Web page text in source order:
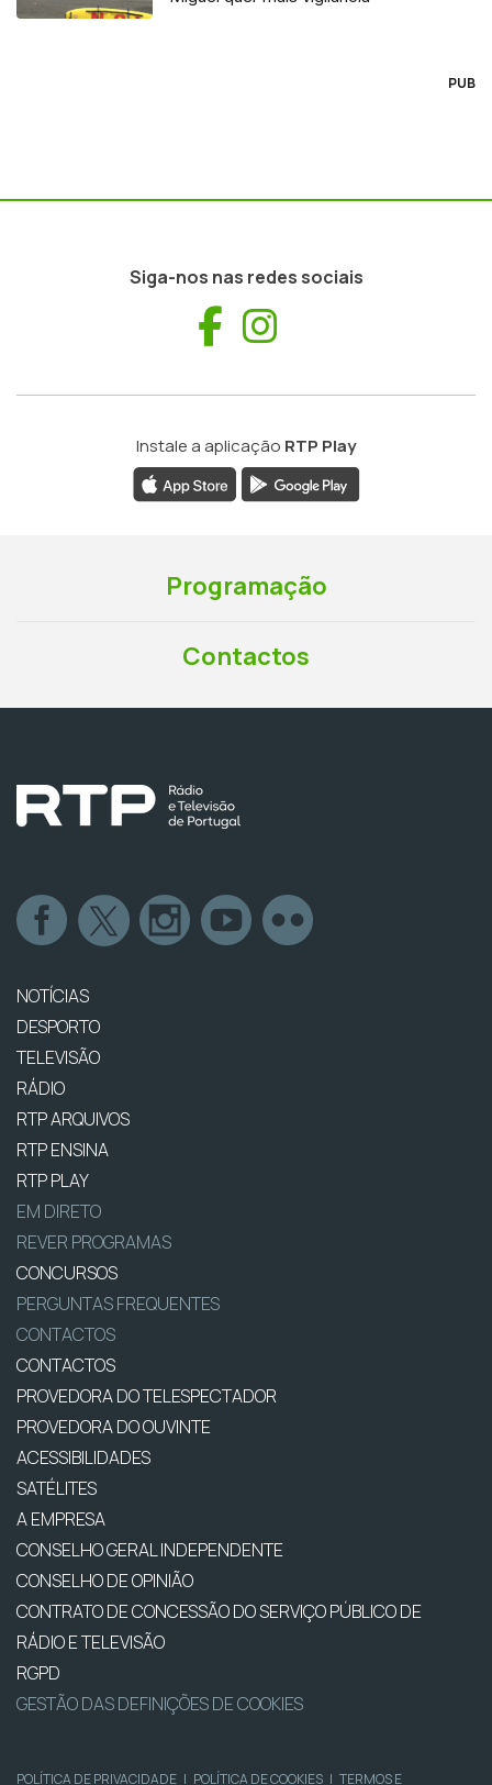
PUB
Siga-nos nas redes sociais
Facebook
Instale a aplicação RTP Play
Programação
Contactos
NOTÍCIAS
DESPORTO
TELEVISÃO
RÁDIO
RTP ARQUIVOS
RTP ENSINA
RTP PLAY
EM DIRETO
REVER PROGRAMAS
CONCURSOS
PERGUNTAS FREQUENTES
CONTACTOS
CONTACTOS
PROVEDORA DO TELESPECTADOR
PROVEDORA DO OUVINTE
ACESSIBILIDADES
SATÉLITES
A EMPRESA
CONSELHO GERAL INDEPENDENTE
CONSELHO DE OPINIÃO
CONTRATO DE CONCESSÃO DO SERVIÇO PÚBLICO DE
RÁDIO E TELEVISÃO
RGPD
GESTÃO DAS DEFINIÇÕES DE COOKIES
POLÍTICA DE PRIVACIDADE | POLÍTICA DE COOKIES | TERMOS E